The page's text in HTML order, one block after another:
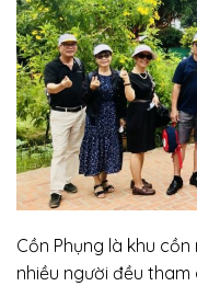
Cồn Phụng là khu
nhiều người đều